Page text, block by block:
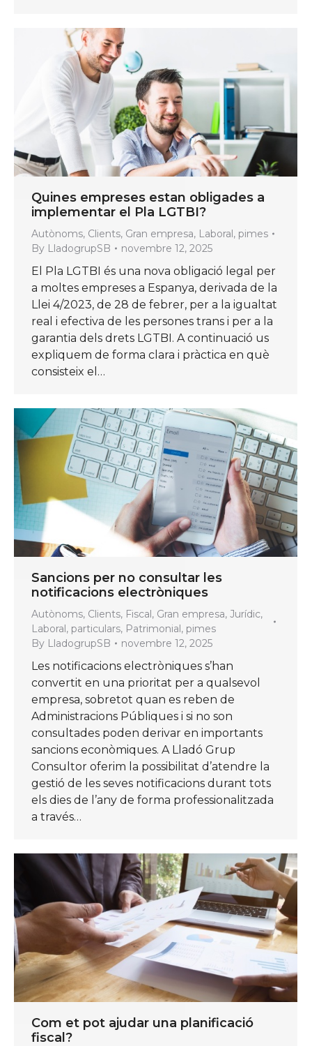
Quines empreses estan obligades a
implementar el Pla LGTBI?
Autònoms, Clients, Gran empresa, Laboral, pimes
By LladogrupSB novembre 12, 2025
El Pla LGTBI és una nova obligació legal per
a moltes empreses a Espanya, derivada de la
Llei 4/2023, de 28 de febrer, per a la igualtat
real i efectiva de les persones trans i per a la
garantia dels drets LGTBI. A continuació us
expliquem de forma clara i pràctica en què
consisteix el…
Sancions per no consultar les
notificacions electròniques
Autònoms, Clients, Fiscal, Gran empresa, Jurídic,
Laboral, particulars, Patrimonial, pimes
By LladogrupSB novembre 12, 2025
Les notificacions electròniques s’han
convertit en una prioritat per a qualsevol
empresa, sobretot quan es reben de
Administracions Públiques i si no son
consultades poden derivar en importants
sancions econòmiques. A Lladó Grup
Consultor oferim la possibilitat d’atendre la
gestió de les seves notificacions durant tots
els dies de l’any de forma professionalitzada
a través…
Com et pot ajudar una planificació
fiscal?